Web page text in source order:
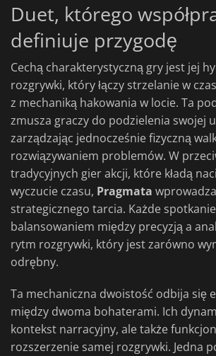
Duet, którego
definiuje przygodę
Cechą charakterystyczną gry jest jej
rozgrywki, który łączy strzelanie w
z mechaniką hakowania w locie. Ta
zmusza graczy do podzielenia swojej
zarządzając jednocześnie fizyczną
rozwiązywaniem problemów. W
tradycyjnych gier akcji, które kładą
wyczucie czasu, Pragmata
strategicznego tarcia. Każde
balansowaniem między precyzją a
rytm rozgrywki, który jest zarówno
odrębny.
Ta mechaniczna dwoistość odbija się
między dwoma bohaterami. Ich
kontekst narracyjny, ale także
rozszerzenie samej rozgrywki. Jedna